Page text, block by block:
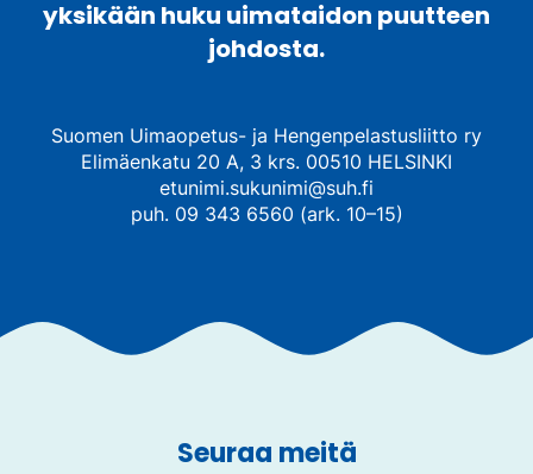
yksikään huku uimataidon puutteen
johdosta.
Suomen Uimaopetus- ja Hengenpelastusliitto ry
Elimäenkatu 20 A, 3 krs. 00510 HELSINKI
etunimi.sukunimi@suh.fi
puh. 09 343 6560 (ark. 10–15)
Seuraa meitä